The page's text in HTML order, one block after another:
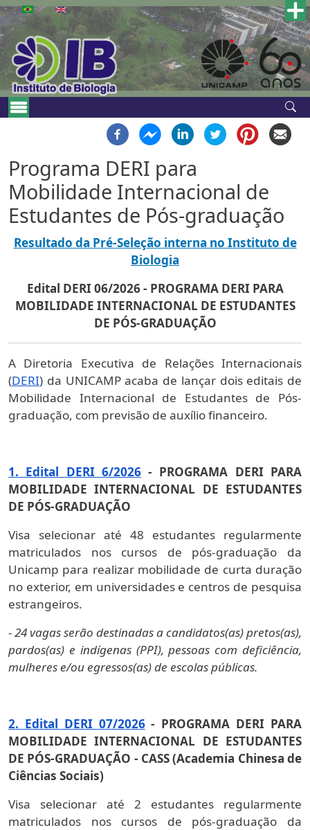
Pular para o conteúdo principal
Main navigation
Programa DERI para
Mobilidade Internacional de
Estudantes de Pós-graduação
Resultado da Pré-Seleção interna no Instituto de
Biologia
Edital DERI 06/2026 - PROGRAMA DERI PARA
MOBILIDADE INTERNACIONAL DE ESTUDANTES
DE PÓS-GRADUAÇÃO
A Diretoria Executiva de Relações Internacionais
(DERI) da UNICAMP acaba de lançar dois editais de
Mobilidade Internacional de Estudantes de Pós-
graduação, com previsão de auxílio financeiro.
1. Edital DERI 6/2026- PROGRAMA DERI PARA
MOBILIDADE INTERNACIONAL DE ESTUDANTES
DE PÓS-GRADUAÇÃO
Visa selecionar até 48 estudantes regularmente
matriculados nos cursos de pós-graduação da
Unicamp para realizar mobilidade de curta duração
no exterior, em universidades e centros de pesquisa
estrangeiros.
- 24 vagas serão destinadas a candidatos(as) pretos(as),
pardos(as) e indígenas (PPI), pessoas com deficiência,
mulheres e/ou egressos(as) de escolas públicas.
2. Edital DERI 07/2026- PROGRAMA DERI PARA
MOBILIDADE INTERNACIONAL DE ESTUDANTES
DE PÓS-GRADUAÇÃO - CASS (Academia Chinesa de
Ciências Sociais)
Visa selecionar até 2 estudantes regularmente
matriculados nos cursos de pós-graduação da